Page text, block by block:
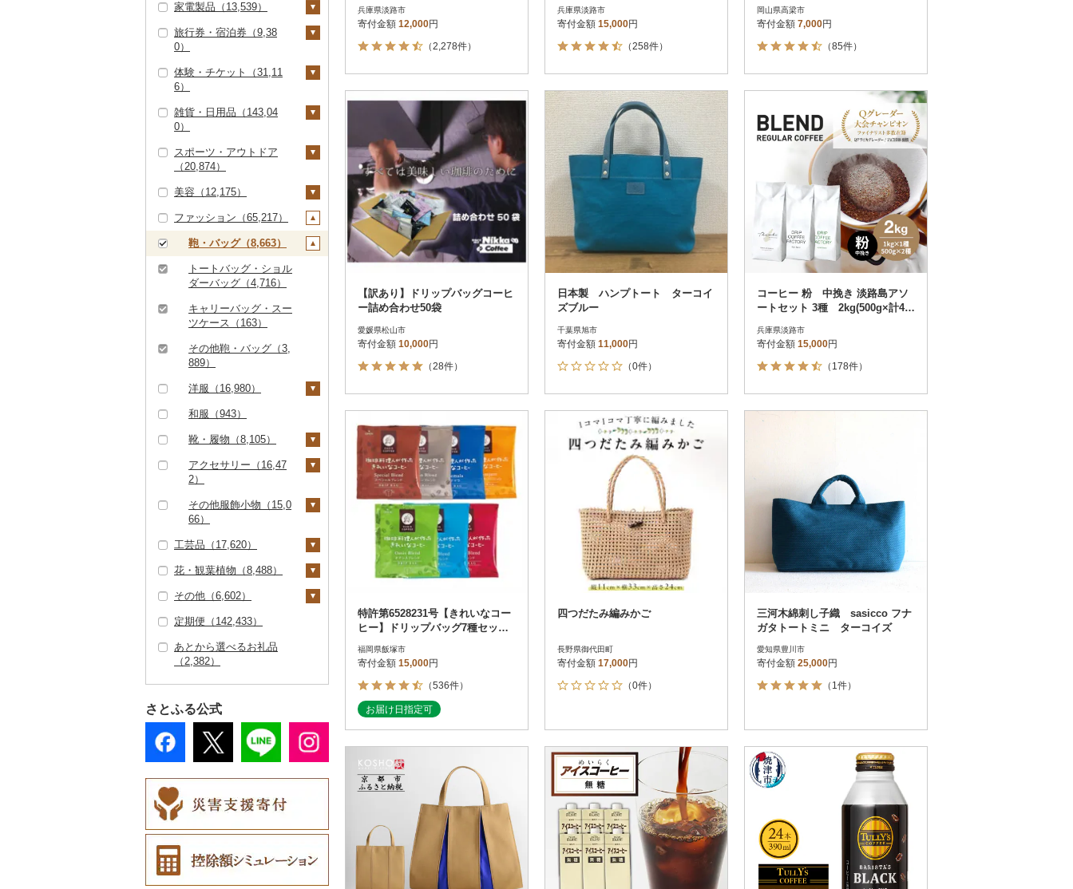
アイス・ジェラート
その他洋菓子（8,15
0）
煎餅・おかき（2,30
羊羹（844）
饅頭（1,552）
大福（889）
その他和菓子（9,80
4）
そうめん（2,894）
その他麺（3,093）
餃子（5,264）
シュウマイ（1,548）
カレー・シチュー（6,
シチュー（1,051）
肉（22,433）
ピザ（2,069）
豆腐・納豆（1,215）
豆腐（574）
納豆（623）
漬物（9,816）
梅干（6,410）
キムチ（1,171）
その他漬物（2,324）
缶詰・瓶詰（14,344）
肉（537）
魚（2,650）
果物（527）
ジャム（3,749）
その他缶詰・瓶詰（6,
651）
乾物（2,639）
燻製（スモーク）（2,
235）
おせち（1,271）
その他加工品（19,08
3）
砂糖（416）
塩（1,025）
酢（1,406）
だし（2,386）
食用油（2,422）
えごま油（473）
オリーブオイル（83
4）
ごま油（334）
その他食用油（933）
はちみつ（8,478）
ドレッシング（2,33
0）
その他調味料（10,10
2）
みりん（128）
ケチャップ（158）
こしょう（72）
その他調味料（8,93
3）
家電製品（13,539）
季節・空調家電（97
キッチン家電（1,29
照明器具（1,480）
（1,320）
メラ（1,555）
美容・健康家電（1,04
4）
カー用品（1,258）
時計（1,946）
その他家電（3,018）
旅行券・宿泊券（9,38
0）
旅行券（1,667）
ポン（Eメール発行）
JTBふるさと旅行券
（紙券）（53）
その他旅行券（488）
体験・チケット（31,11
6）
PayPay商品券（8,27
食事券（5,969）
用券（1,051）
水族館（84）
動物園（40）
釣り（407）
スキーチケット・リフ
ゴルフプレー券（2,86
プレークーポン（1,45
券（875）
44）
カタログギフト（16
その他体験・チケット
雑貨・日用品（143,04
0）
家具・インテリア（3
6,218）
タンス（1,783）
机・テーブル（4,18
7）
椅子・チェア・ソファ
（7,203）
ア（23,819）
寝具（18,248）
布団（5,993）
枕（2,330）
毛布（2,154）
その他寝具（7,508）
タオル（6,068）
泉州タオル（2,748）
その他タオル（3,29
0）
文房具・印鑑（4,83
4）
ボールペン（597）
ノート・ファイル（4
39）
印鑑（630）
8）
食器（18,261）
グラス・カップ（5,42
0）
タンブラー（1,049）
ナイフ（766）
皿・椀（7,290）
弁当箱（647）
キッチン用品（11,47
0）
包丁（1,679）
その他キッチン用品
日用品（14,890）
（2,071）
ティッシュ（806）
その他日用品（10,83
3）
7）
おもちゃ・ぬいぐるみ
ご当地キャラクター
ベビー用品（2,394）
ペット用品（7,021）
防災グッズ（2,428）
その他雑貨（28,514）
スポーツ・アウトドア
（20,874）
ゴルフ（6,846）
ゴルフボール（1,53
1）
ゴルフクラブ（2,75
2）
その他ゴルフ（2,23
釣り（2,036）
サイクリング（475）
アウトドア・キャンプ
（7,247）
その他スポーツ（4,74
3）
ウェア・ユニフォーム
（237）
その他スポーツ（2,10
美容（12,175）
スキンケア（4,259）
化粧水・乳液・美容液
（2,017）
洗顔（1,102）
その他スキンケア（1,
610）
シャンプー・リンス
（1,290）
石鹸・ボディーソープ
入浴剤（1,234）
アロマ（698）
ファッション（65,217）
鞄・バッグ（8,663）
トートバッグ・ショル
ダーバッグ（4,716）
キャリーバッグ・スー
ツケース（163）
その他鞄・バッグ（3,
889）
洋服（16,980）
女性・レディース（6,
9）
その他洋服（4,361）
和服（943）
靴・履物（8,105）
靴・シューズ（5,91
4）
スリッパ・下駄・草履
（1,370）
その他靴・履物（1,95
アクセサリー（16,47
2）
ペンダント・ネックレ
ス（4,911）
ピアス・イヤリング
1）
その他アクセサリー
（7,836）
その他服飾小物（15,0
66）
財布（3,273）
ショール・ストール
097）
マフラー・手袋（80
4）
2）
工芸品（17,620）
織物（859）
本場奄美大島紬（5
陶器・漆器（7,693）
信楽焼（776）
唐津焼（57）
村上木彫堆朱（33）
その他陶器・漆器（5,
610）
その他装飾品・工芸品
数珠（242）
工芸品（7,380）
播州そろばん（9）
美濃和紙（6）
民芸品（1,026）
花・観葉植物（8,488）
観葉植物・苗木（2,28
胡蝶蘭（241）
造花・プリザーブドフ
ラワー（1,607）
その他花（3,652）
盆栽・その他（854）
その他（6,602）
地域サービス（2,46
その他（4,275）
定期便（142,433）
あとから選べるお礼品
（2,382）
さとふる公式
兵庫県淡路市
寄付金額 12,000円
（2,278件）
兵庫県淡路市
寄付金額 15,000円
（258件）
岡山県高梁市
寄付金額 7,000円
（85件）
【訳あり】ドリップバッグコーヒ
ー詰め合わせ50袋
愛媛県松山市
寄付金額 10,000円
（28件）
日本製 ハンプトート ターコイ
ズブルー
千葉県旭市
寄付金額 11,000円
（0件）
コーヒー 粉 中挽き 淡路島アソ
ートセット 3種 2kg(500g×計4
兵庫県淡路市
寄付金額 15,000円
（178件）
特許第6528231号【きれいなコー
ヒー】ドリップバッグ7種セット
福岡県飯塚市
寄付金額 15,000円
（536件）
お届け日指定可
四つだたみ編みかご
長野県御代田町
寄付金額 17,000円
（0件）
三河木綿刺し子織 sasicco フナ
ガタトートミニ ターコイズ
愛知県豊川市
寄付金額 25,000円
（1件）